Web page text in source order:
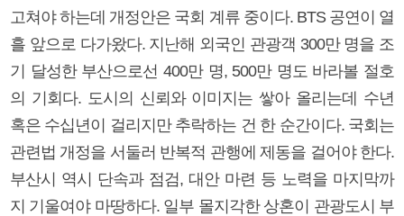
고쳐야 하는데 개정안은 국회 계류 중이다. BTS 공연이 열
흘 앞으로 다가왔다. 지난해 외국인 관광객 300만 명을 조
기 달성한 부산으로선 400만 명, 500만 명도 바라볼 절호
의 기회다. 도시의 신뢰와 이미지는 쌓아 올리는데 수년
혹은 수십년이 걸리지만 추락하는 건 한 순간이다. 국회는
관련법 개정을 서둘러 반복적 관행에 제동을 걸어야 한다.
부산시 역시 단속과 점검, 대안 마련 등 노력을 마지막까
지 기울여야 마땅하다. 일부 몰지각한 상혼이 관광도시 부